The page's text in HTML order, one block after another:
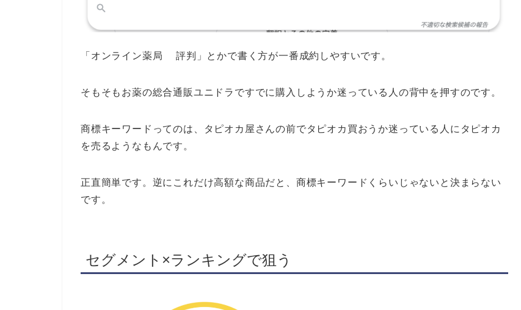
「オンライン薬局 評判」とかで書く方が一番成約しやすいです。
そもそもお薬の総合通販ユニドラですでに購入しようか迷っている人の背中を押すのです。
商標キーワードってのは、タピオカ屋さんの前でタピオカ買おうか迷っている人にタピオカ
を売るようなもんです。
正直簡単です。逆にこれだけ高額な商品だと、商標キーワードくらいじゃないと決まらない
です。
セグメント×ランキングで狙う